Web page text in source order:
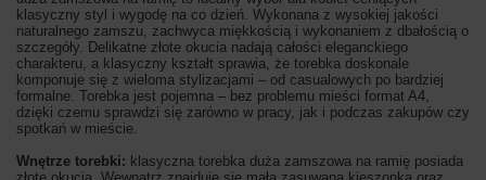
klasyczny styl i wygodę na co dzień. Wykonana z wysokiej jakości
naturalnego zamszu, zachwyca miękkością i wykonaniem z dbałością o
szczegóły. Delikatne złote okucia nadają całości eleganckiego
charakteru, a klasyczny kształt sprawia, że torebka doskonale
komponuje się z wieloma stylizacjami – od casualowych po bardziej
formalne. Torebka jest pojemna – bez problemu mieści format A4,
dzięki czemu sprawdzi się zarówno w pracy, jak i podczas zakupów czy
spotkań w mieście.
Wnętrze torebki: klasyczna torebka duża zamszowa na ramię posiada
złote okucia. Wewnątrz znajduje się mała zasuwana kieszonka oraz